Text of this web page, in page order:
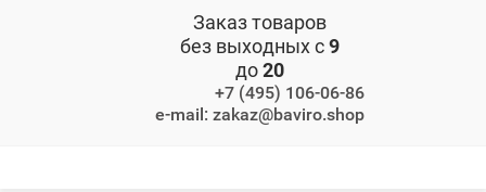
Заказ товаров
без выходных с9
до20
+7 (495) 106-06-86
e-mail: zakaz@baviro.shop